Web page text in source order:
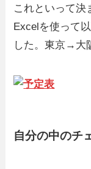
これといって決
Excelを使って
した。東京→大
自分の中のチ